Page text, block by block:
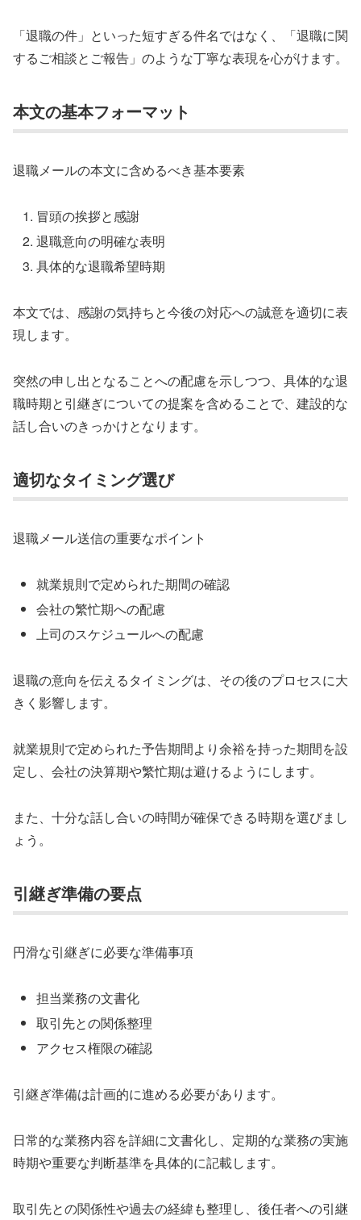
「退職の件」といった短すぎる件名ではなく、「退職に関
するご相談とご報告」のような丁寧な表現を心がけます。
本文の基本フォーマット
退職メールの本文に含めるべき基本要素
冒頭の挨拶と感謝
退職意向の明確な表明
具体的な退職希望時期
本文では、感謝の気持ちと今後の対応への誠意を適切に表
現します。
突然の申し出となることへの配慮を示しつつ、具体的な退
職時期と引継ぎについての提案を含めることで、建設的な
話し合いのきっかけとなります。
適切なタイミング選び
退職メール送信の重要なポイント
就業規則で定められた期間の確認
会社の繁忙期への配慮
上司のスケジュールへの配慮
退職の意向を伝えるタイミングは、その後のプロセスに大
きく影響します。
就業規則で定められた予告期間より余裕を持った期間を設
定し、会社の決算期や繁忙期は避けるようにします。
また、十分な話し合いの時間が確保できる時期を選びまし
ょう。
引継ぎ準備の要点
円滑な引継ぎに必要な準備事項
担当業務の文書化
取引先との関係整理
アクセス権限の確認
引継ぎ準備は計画的に進める必要があります。
日常的な業務内容を詳細に文書化し、定期的な業務の実施
時期や重要な判断基準を具体的に記載します。
取引先との関係性や過去の経緯も整理し、後任者への引継